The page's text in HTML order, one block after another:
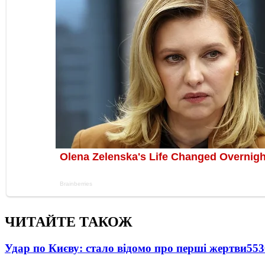
ЧИТАЙТЕ ТАКОЖ
Удар по Києву: стало відомо про перші жертви